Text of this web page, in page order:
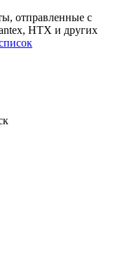
отправленные с
HTX и других